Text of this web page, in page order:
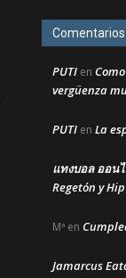
PUTI en
vergüenza
PUTI en La
แทงบอล ออน
Regetón y
Mª en
Jamarcus